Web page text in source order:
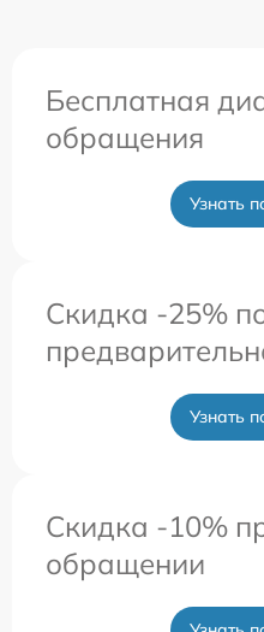
Бесплатная
обращения
Узнать
Скидка -25%
Узнать
Скидка -10%
обращении